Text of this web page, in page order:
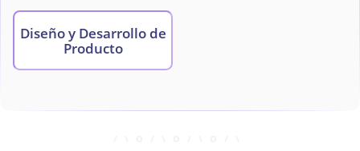
Diseño y Desarrollo de
Producto